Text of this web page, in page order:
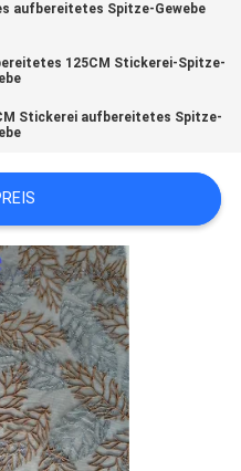
aufbereitetes Spitze-Gewebe
125CM Stickerei-Spitze-
Stickerei aufbereitetes Spitze-